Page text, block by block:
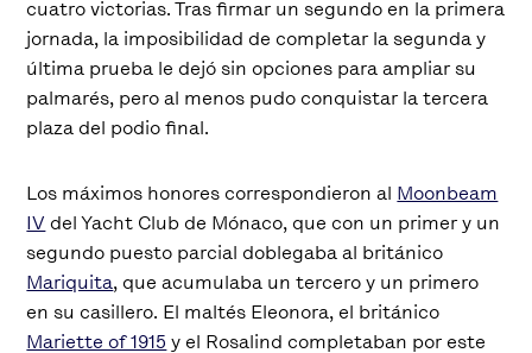
cuatro victorias. Tras firmar un segundo en la primera
jornada, la imposibilidad de completar la segunda y
última prueba le dejó sin opciones para ampliar su
palmarés, pero al menos pudo conquistar la tercera
plaza del podio final.
Los máximos honores correspondieron al Moonbeam
IV del Yacht Club de Mónaco, que con un primer y un
segundo puesto parcial doblegaba al británico
Mariquita, que acumulaba un tercero y un primero
en su casillero. El maltés Eleonora, el británico
Mariette of 1915 y el Rosalind completaban por este